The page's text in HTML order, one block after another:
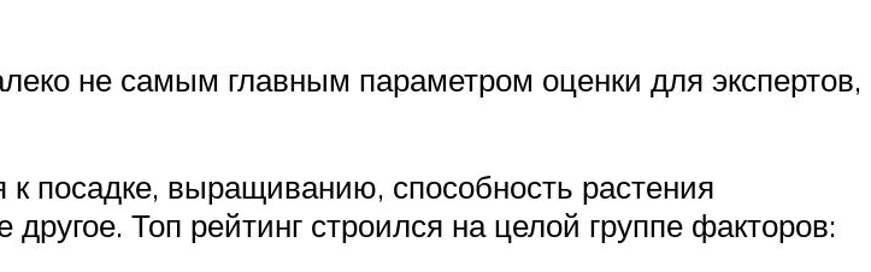
не самым главным параметром оценки для экспертов,
посадке, выращиванию, способность растения
Топ рейтинг строился на целой группе факторов: